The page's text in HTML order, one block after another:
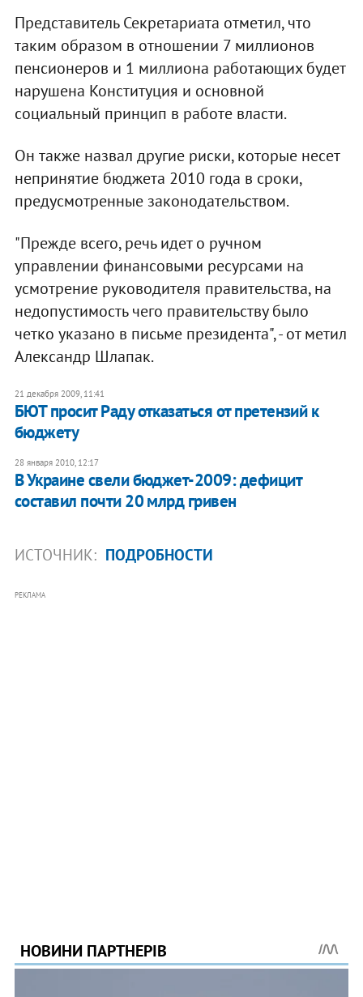
Представитель Секретариата отметил, что
таким образом в отношении 7 миллионов
пенсионеров и 1 миллиона работающих будет
нарушена Конституция и основной
социальный принцип в работе власти.
Он также назвал другие риски, которые несет
непринятие бюджета 2010 года в сроки,
предусмотренные законодательством.
"Прежде всего, речь идет о ручном
управлении финансовыми ресурсами на
усмотрение руководителя правительства, на
недопустимость чего правительству было
четко указано в письме президента", - от метил
Александр Шлапак.
21 декабря 2009, 11:41
БЮТ просит Раду отказаться от претензий к
бюджету
28 января 2010, 12:17
В Украине свели бюджет-2009: дефицит
составил почти 20 млрд гривен
ИСТОЧНИК: ПОДРОБНОСТИ
РЕКЛАМА